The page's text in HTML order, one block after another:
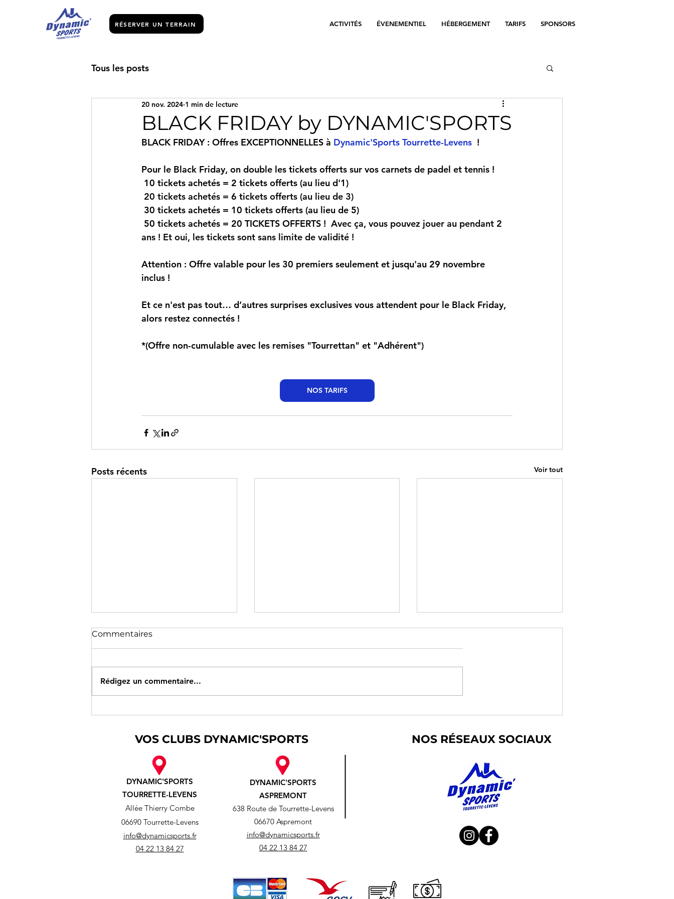
RÉSERVER UN TERRAIN ACTIVITÉS ÉVENEMENTIEL HÉBERGEMENT TARIFS SPONSORS
Tous les posts
BLACK FRIDAY by DYNAMIC'SPORTS
20 nov. 2024 1 min de lecture
BLACK FRIDAY : Offres EXCEPTIONNELLES à Dynamic'Sports Tourrette-Levens !
Pour le Black Friday, on double les tickets offerts sur vos carnets de padel et tennis !
10 tickets achetés = 2 tickets offerts (au lieu d'1)
20 tickets achetés = 6 tickets offerts (au lieu de 3)
30 tickets achetés = 10 tickets offerts (au lieu de 5)
50 tickets achetés = 20 TICKETS OFFERTS ! Avec ça, vous pouvez jouer au pendant 2
ans ! Et oui, les tickets sont sans limite de validité !
Attention : Offre valable pour les 30 premiers seulement et jusqu'au 29 novembre
inclus !
Et ce n'est pas tout… d’autres surprises exclusives vous attendent pour le Black Friday,
alors restez connectés !
*(Offre non-cumulable avec les remises "Tourrettan" et "Adhérent")
NOS TARIFS
Posts récents Voir tout
Commentaires
Rédigez un commentaire...
VOS CLUBS DYNAMIC'SPORTS
DYNAMIC'SPORTS
TOURRETTE-LEVENS
Allée Thierry Combe
06690 Tourrette-Levens
info@dynamicsports.fr
04 22 13 84 27
DYNAMIC'SPORTS
ASPREMONT
638 Route de Tourrette-Levens
06670 Aspremont
info@dynamicsports.fr
04 22 13 84 27
NOS RÉSEAUX SOCIAUX